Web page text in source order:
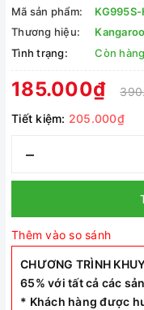
Mã sản phẩm:
Thương hiệu:
Kangaroo
Tình trạng:
Còn hàng
185.000₫
Tiết kiệm: 205.000₫
–
Thêm vào so sánh
CHƯƠNG TRÌNH
65% với tất cả các
* Khách hàng được